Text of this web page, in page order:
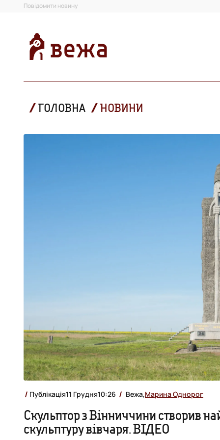
Повідомити новину
ГОЛОВНА НОВИНИ
Публікація11 Грудня10:26 Вежа,Марина Однорог
Скульптор з Вінниччини створив
скульптуру вівчаря. ВІДЕО